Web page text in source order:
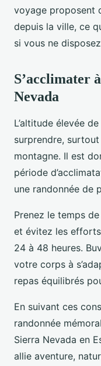
voyage proposent
depuis la ville, ce
si vous ne
S’acclimater
Nevada
L’altitude élevée
surprendre, surtout
montagne. Il est
période
une randonnée de
Prenez le temps
et évitez les
24 à 48 heures.
votre corps à
repas équilibrés
En suivant ces
randonnée
Sierra Nevada en
allie aventure,